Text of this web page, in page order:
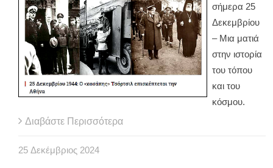
σήμερα 25
Δεκεμβρίου
– Μια ματιά
στην ιστορία
του τόπου
και του
κόσμου.
Διαβάστε Περισσότερα
25 Δεκέμβριος 2024